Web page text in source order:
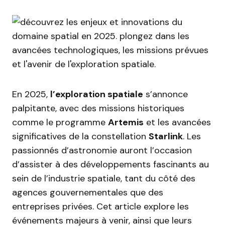
En 2025, l’exploration spatiale s’annonce
palpitante, avec des missions historiques
comme le programme Artemis et les avancées
significatives de la constellation Starlink. Les
passionnés d’astronomie auront l’occasion
d’assister à des développements fascinants au
sein de l’industrie spatiale, tant du côté des
agences gouvernementales que des
entreprises privées. Cet article explore les
événements majeurs à venir, ainsi que leurs